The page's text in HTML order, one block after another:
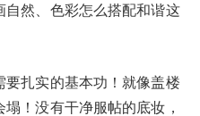
自然、色彩怎么搭配和谐这
扎实的基本功！就像盖楼
！没有干净服帖的底妆，